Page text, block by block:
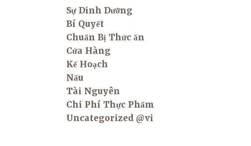
Sự Dinh Dưỡng
Bí Quyết
Chuẩn Bị Thức ăn
Cửa Hàng
Kế Hoạch
Nấu
Tài Nguyên
Chi Phí Thực Phẩm
Uncategorized @vi